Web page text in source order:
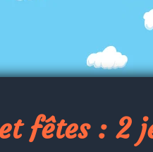
fêtes : 2